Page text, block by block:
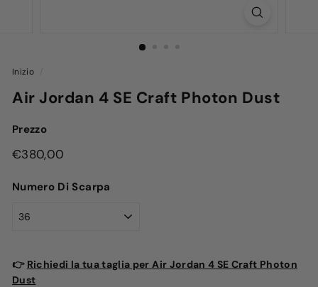
Inizio
Air Jordan 4 SE Craft Photon Dust
Prezzo
Prezzo
listino
€380,00
Numero Di Scarpa
👉 Richiedi la tua taglia per Air Jordan 4 SE Craft Photon
Dust